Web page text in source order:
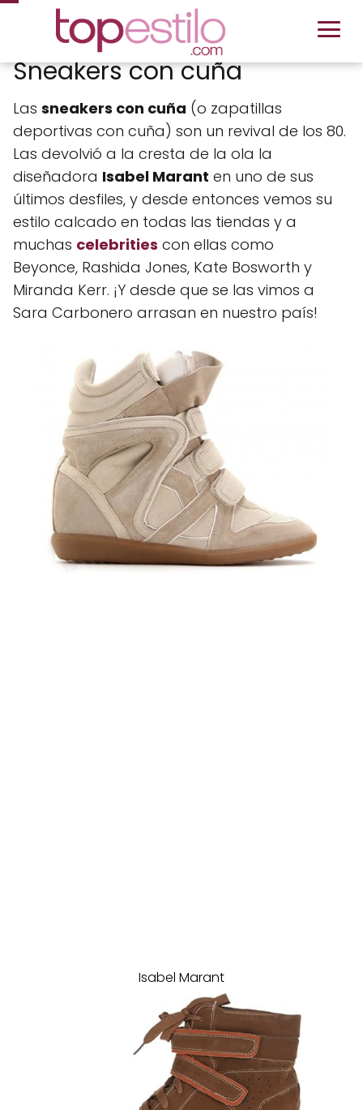
Sneakers con cuña
Las sneakers con cuña (o zapatillas
deportivas con cuña) son un revival de los 80.
Las devolvió a la cresta de la ola la
diseñadora Isabel Marant en uno de sus
últimos desfiles, y desde entonces vemos su
estilo calcado en todas las tiendas y a
muchas celebrities con ellas como
Beyonce, Rashida Jones, Kate Bosworth y
Miranda Kerr. ¡Y desde que se las vimos a
Sara Carbonero arrasan en nuestro país!
Isabel Marant